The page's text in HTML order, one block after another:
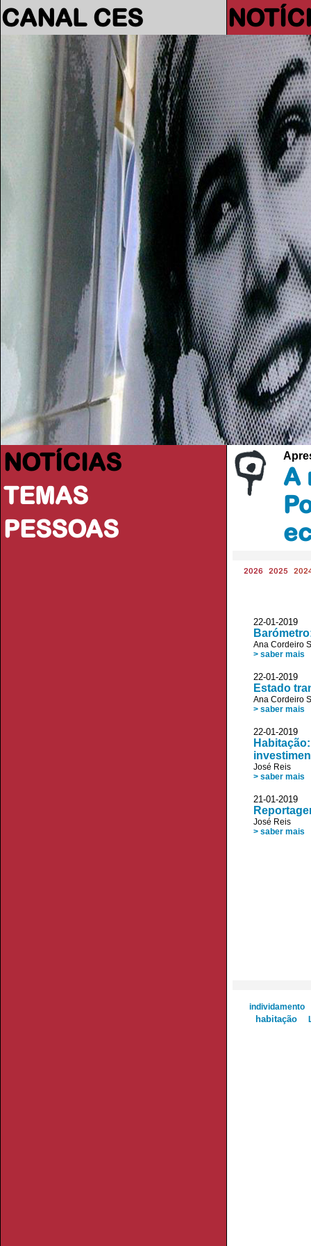
CANAL CES
NOTÍCIAS
TEMAS
PESSOAS
A
2026 2025
22-01-2019
Ana Cordeiro
> saber mais
22-01-
Estado
Ana Cordeiro
> saber mais
22-01-
José Reis
> saber mais
21-01-
José Reis
> saber mais
individamento
habitação